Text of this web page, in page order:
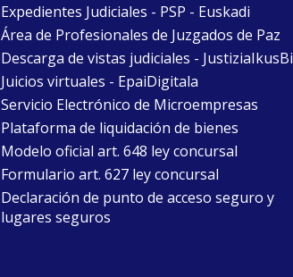
Expedientes Judiciales - PSP - Euskadi
Área de Profesionales de Juzgados de Paz
Descarga de vistas judiciales - JustiziaIkusBi
Juicios virtuales - EpaiDigitala
Servicio Electrónico de Microempresas
Plataforma de liquidación de bienes
Modelo oficial art. 648 ley concursal
Formulario art. 627 ley concursal
Declaración de punto de acceso seguro y
lugares seguros